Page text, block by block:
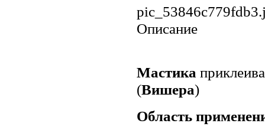
Описание
Мастика
(Вишера)
Область